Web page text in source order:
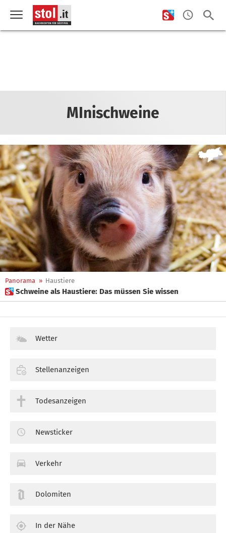
MInischweine
Panorama » Haustiere
 Schweine als Haustiere: Das müssen Sie wissen
Wetter
Stellenanzeigen
Todesanzeigen
Newsticker
Verkehr
Dolomiten
In der Nähe